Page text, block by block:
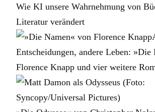
Wie KI unsere Wahrnehmung von
Literatur verändert
Entscheidungen, andere Leben: »Die
Florence Knapp und vier weitere